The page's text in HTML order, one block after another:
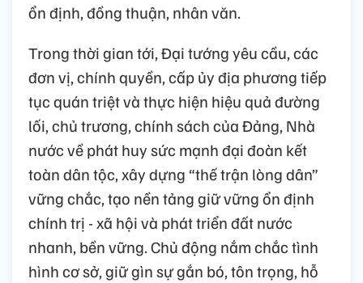
ổn định, đồng thuận, nhân văn.
Trong thời gian tới, Đại tướng yêu cầu, các
đơn vị, chính quyền, cấp ủy địa phương tiếp
tục quán triệt và thực hiện hiệu quả đường
lối, chủ trương, chính sách của Đảng, Nhà
nước về phát huy sức mạnh đại đoàn kết
toàn dân tộc, xây dựng “thế trận lòng dân”
vững chắc, tạo nền tảng giữ vững ổn định
chính trị - xã hội và phát triển đất nước
nhanh, bền vững. Chủ động nắm chắc tình
hình cơ sở, giữ gìn sự gắn bó, tôn trọng, hỗ